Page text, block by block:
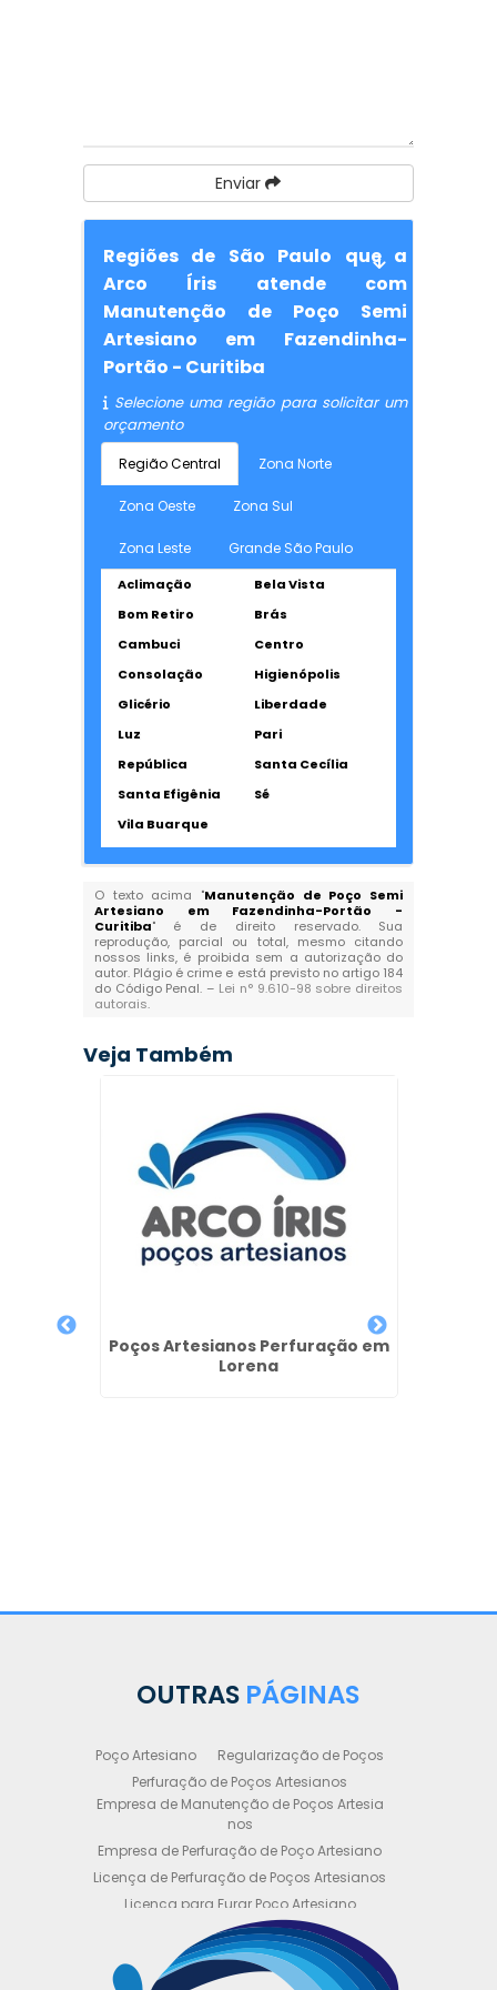
Enviar
Regiões de São Paulo que a
Arco Íris atende com
Manutenção de Poço Semi
Artesiano em Fazendinha-
Portão - Curitiba
Selecione uma região para solicitar um
orçamento
Região Central Zona Norte
Zona Oeste Zona Sul
Zona Leste Grande São Paulo
Aclimação
Bela Vista
Bom Retiro
Brás
Cambuci
Centro
Consolação
Higienópolis
Glicério
Liberdade
Luz
Pari
República
Santa Cecília
Santa Efigênia
Sé
Vila Buarque
O texto acima "Manutenção de Poço Semi
Artesiano em Fazendinha-Portão -
Curitiba" é de direito reservado. Sua
reprodução, parcial ou total, mesmo citando
nossos links, é proibida sem a autorização do
autor. Plágio é crime e está previsto no artigo 184
do Código Penal. – Lei n° 9.610-98 sobre direitos
autorais.
Veja Também
Poços Artesianos Perfuração em
Lorena
OUTRAS PÁGINAS
Poço Artesiano
Regularização de Poços
Perfuração de Poços Artesianos
Empresa de Manutenção de Poços Artesia
nos
Empresa de Perfuração de Poço Artesiano
Licença de Perfuração de Poços Artesianos
Licença para Furar Poço Artesiano
Licença para Perfuração de Poço Artesiano
Licença para Poço Semi Artesiano
Manutenção de Poço Semi Artesiano